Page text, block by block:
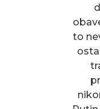
to